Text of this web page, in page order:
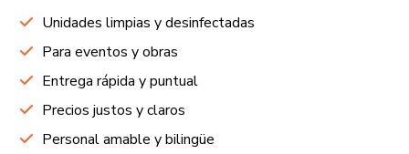
Unidades limpias y desinfectadas
Para eventos y obras
Entrega rápida y puntual
Precios justos y claros
Personal amable y bilingüe